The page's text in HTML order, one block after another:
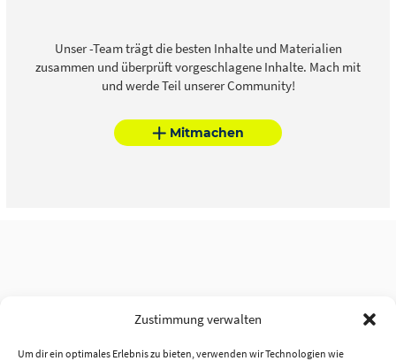
Zustimmung verwalten
Um dir ein optimales Erlebnis zu bieten, verwenden wir Technologien wie
Unser -Team trägt die besten Inhalte und Materialien
zusammen und überprüft vorgeschlagene Inhalte. Mach mit
und werde Teil unserer Community!
Mitmachen